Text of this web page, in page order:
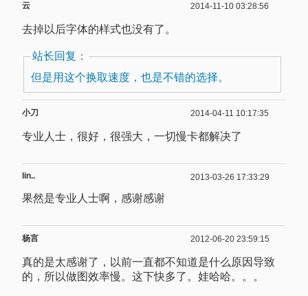
云 2014-11-10 03:28:56
去掉以后字体的样式也没有了。
站长回复：
但是用这个换取速度，也是不错的选择。
小刀 2014-04-11 10:17:35
专业人士，很好，很强大，一切慢卡都解决了
lin.. 2013-03-26 17:33:29
果然是专业人士啊，感谢感谢
杨言 2012-06-20 23:59:15
真的是太感谢了，以前一直都不知道是什么原因导致
的，所以做图效率慢。这下快多了。娃哈哈。。。